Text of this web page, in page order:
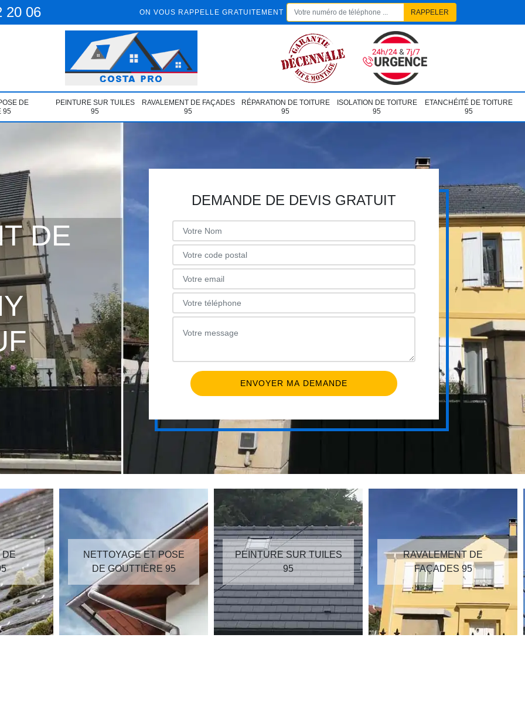
20 06 ON VOUS RAPPELLE GRATUITEMENT
DE
95
PEINTURE SUR TUILES
95
RAVALEMENT DE FAÇADES
95
RÉPARATION DE TOITURE
95
ISOLATION DE TOITURE
95
ETANCHÉITÉ DE TOITURE
95
DE
DEMANDE DE DEVIS GRATUIT
ET POSE
95
PEINTURE SUR TUILES
95
RAVALEMENT DE
FAÇADES 95
RÉPARATION DE
TOITURE 95